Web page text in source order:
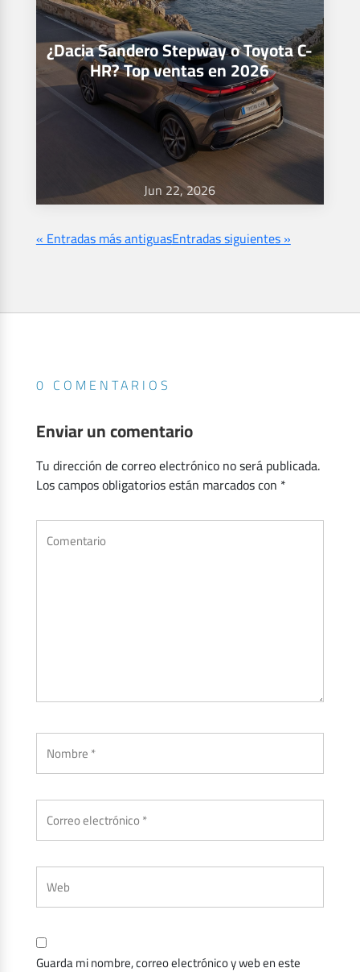
¿Dacia Sandero Stepway o Toyota C-
HR? Top ventas en 2026
Jun 22, 2026
« Entradas más antiguasEntradas siguientes »
0 COMENTARIOS
Enviar un comentario
Tu dirección de correo electrónico no será publicada.
Los campos obligatorios están marcados con *
Guarda mi nombre, correo electrónico y web en este